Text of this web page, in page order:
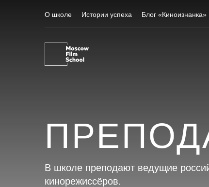
О школе Истории успеха Блог «Киноизнанка»
В школе преподают ведущие
кинорежиссёров.